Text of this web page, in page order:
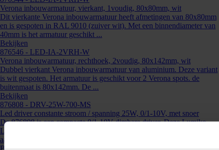
Verona inbouwarmatuur, vierkant, 1voudig, 80x80mm, wit
Dit vierkante Verona inbouwarmatuur heeft afmetingen van 80x80mm
en is gespoten in RAL 9010 (zuiver wit). Met een binnendiameter van
40mm is het armatuur geschikt ...
Bekijken
876546 - LED-IA-2VRH-W
Verona inbouwarmatuur, rechthoek, 2voudig, 80x142mm, wit
Dubbel vierkant Verona inbouwarmatuur van aluminium. Deze variant
is wit gespoten. Het armatuur is geschikt voor 2 Verona spots. de
buitenmaat is 80x142mm. De ...
Bekijken
876808 - DRV-25W-700-MS
Led driver constante stroom / spanning 25W, 0/1-10V, met snoer
De 876808 is een compacte 0/1-10V dimbare driver. Deze Lumiko
LED driver is speciaal ontwikkeld voor het eenvoudig, plug and play,
aansluiten van Lumiko LEDmodules. ...
Bekijken
Kunnen we je ergens mee helpen?
Neem dan contact op +31 88 002 33